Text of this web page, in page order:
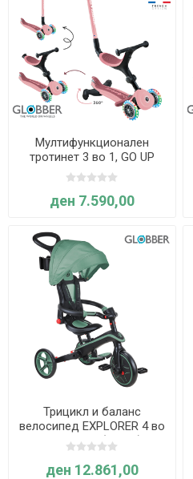
Мултифункционален
тротинет 3 во 1, GO UP
Active Lights 360°,
розов) - Globber
ден 7.590,00
Трицикл и баланс
велосипед EXPLORER 4 во
1, склоплив (зелен) -
Globber
ден 12.861,00